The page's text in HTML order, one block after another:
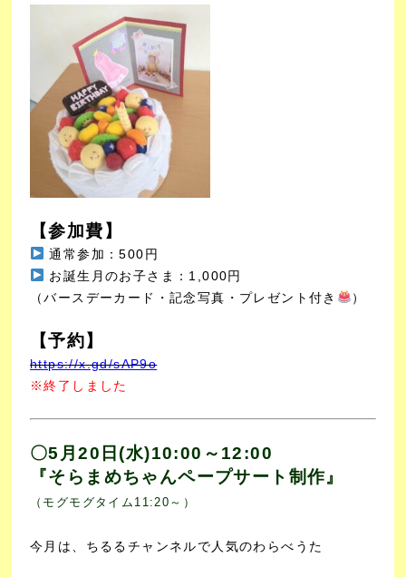
【参加費】
通常参加：500円
お誕生月のお子さま：1,000円
（バースデーカード・記念写真・プレゼント付き ）
【予約】
https://x.gd/sAP9o
※終了しました
〇5月20日(水)10:00～12:00
『そらまめちゃんペープサート制作』
（モグモグタイム11:20～）
今月は、ちるるチャンネルで人気のわらべうた